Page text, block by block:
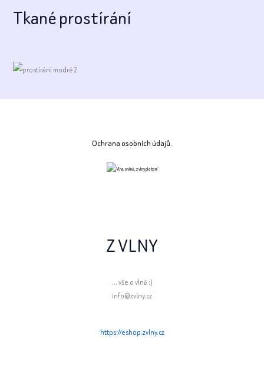
Tkané prostírání
Ochrana osobních údajů.
Z VLNY
... vše o vlně :)
info@zvlny.cz
https://eshop.zvlny.cz